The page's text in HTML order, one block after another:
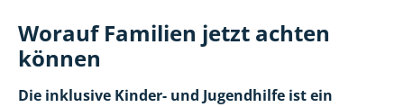
Worauf Familien jetzt achten
können
Die inklusive Kinder- und Jugendhilfe ist ein